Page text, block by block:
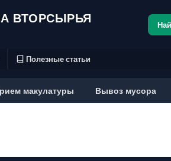
ВТОРСЫРЬЯ
Полезные статьи
макулатуры Вывоз мусора